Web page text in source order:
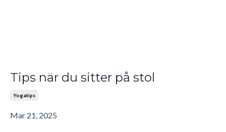
Tips när du sitter på stol
Yogatips
Mar 21, 2025